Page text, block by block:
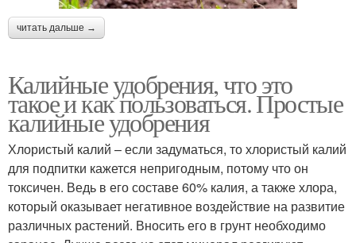
читать дальше →
Калийные удобрения, что это
такое и как пользоваться. Простые
калийные удобрения
Хлористый калий – если задуматься, то хлористый калий
для подпитки кажется непригодным, потому что он
токсичен. Ведь в его составе 60% калия, а также хлора,
который оказывает негативное воздействие на развитие
различных растений. Вносить его в грунт необходимо